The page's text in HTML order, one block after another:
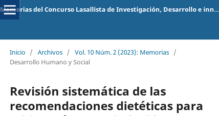
Memorias del Concurso Lasallista de Investigación, Desarrollo e innovación
Inicio / Archivos / Vol. 10 Núm. 2 (2023): Memorias /
Desarrollo Humano y Social
Revisión sistemática de las
recomendaciones dietéticas para